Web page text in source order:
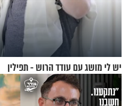
יש לי מושג עם עודד הרוש - תפילין